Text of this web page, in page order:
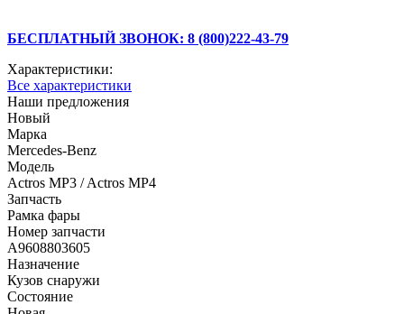
БЕСПЛАТНЫЙ ЗВОНОК: 8 (800)222-43-79
Характеристики:
Все характеристики
Наши предложения
Новый
Марка
Mercedes-Benz
Модель
Actros MP3 / Actros MP4
Запчасть
Рамка фары
Номер запчасти
A9608803605
Назначение
Кузов снаружи
Состояние